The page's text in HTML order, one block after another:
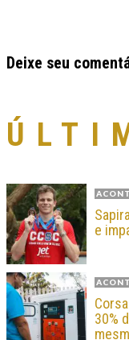
Deixe seu
e
30%